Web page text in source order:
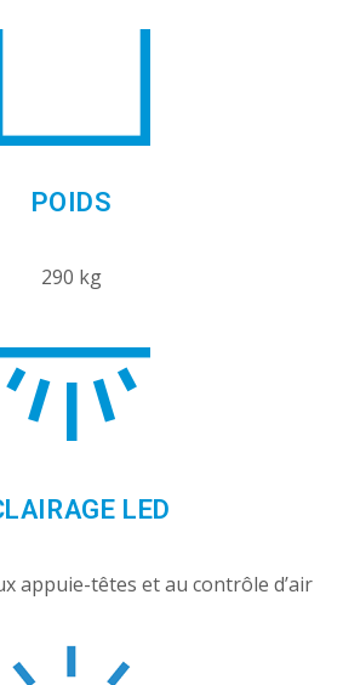
POIDS
290 kg
LED
appuie-têtes et au contrôle d’air